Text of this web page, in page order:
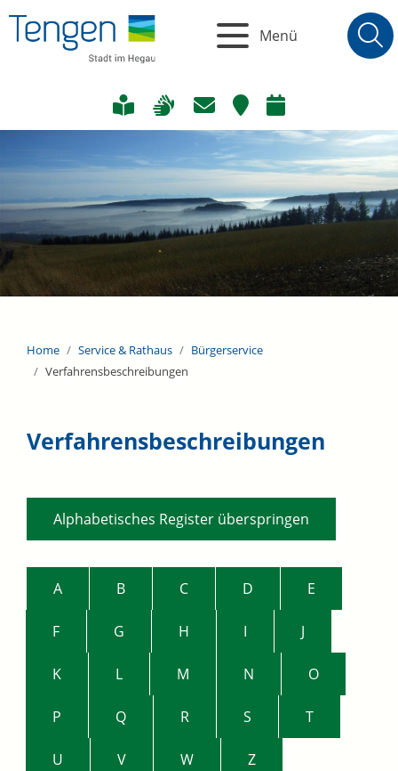
Menü
Home Service & Rathaus
Bürgerservice
Verfahrensbeschreibungen
Verfahrensbeschreibungen
Alphabetisches Register überspringen
A B C D E
F G H I J
K L M N O
P Q R S T
U V W Z